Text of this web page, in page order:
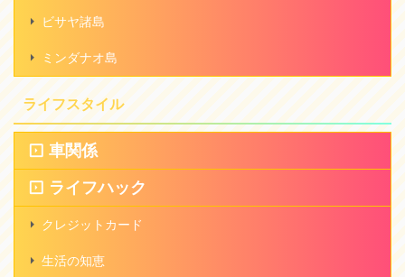
ビサヤ諸島
ミンダナオ島
ライフスタイル
車関係
ライフハック
クレジットカード
生活の知恵